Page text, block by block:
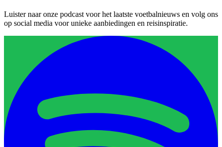
Luister naar onze podcast voor het laatste voetbalnieuws en volg ons
op social media voor unieke aanbiedingen en reisinspiratie.